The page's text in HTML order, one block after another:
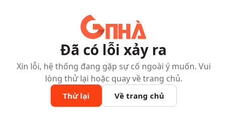
Đã có lỗi xảy ra
Xin lỗi, hệ thống đang gặp sự cố ngoài ý muốn. Vui
lòng thử lại hoặc quay về trang chủ.
Thử lại Về trang chủ